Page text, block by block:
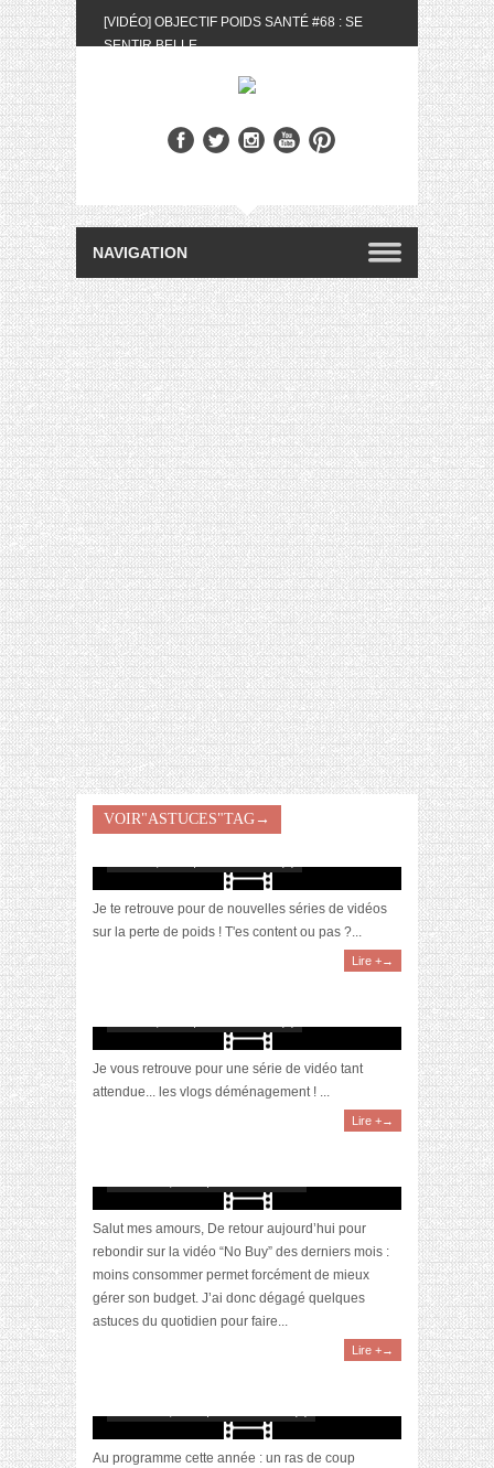
[VIDÉO] OBJECTIF POIDS SANTÉ #68 : SE
SENTIR BELLE
BIOTYFULL BOX DU MOIS DE MAI 2024 FEAT.
[VIDÉO] QUITOQUE #10 : MEAL PREP &
CONVIVIALITÉ
[VIDÉO] UNBOXING : LES MY LITTLE &
BIOTYFULL BOX DU MOIS D’AVRIL 2024
FEAT. AKILA
[VIDÉO] OBJECTIF POIDS SANTÉ #67 : L’AVIS
DES AUTRES, CE N’EST QUE LA VIE DES
AUTRES
[VIDÉO] UNBOXING : LES MY LITTLE &
BIOTYFULL BOX DES MOIS DE FÉVRIER ET
MARS 2024 FEAT. AKILA
[VIDÉO] LA SÉLECTION DU MOIS
#JANVIER2024
[VIDÉO] HELLOFRESH #34 : IDÉES
RECETTES RISOTTO
VOIR"ASTUCES"TAG→
[Vidéo] Perte de poids : ce que la
diététicienne m’a appris
Je te retrouve pour de nouvelles séries de vidéos
sur la perte de poids ! T'es content ou pas ?...
Lire +→
[Vidéo] Vlog déménagement : astuces
Je vous retrouve pour une série de vidéo tant
attendue... les vlogs déménagement ! ...
Lire +→
[Vidéo] Gérer son budget : 5 astuces pour
Salut mes amours, De retour aujourd’hui pour
rebondir sur la vidéo “No Buy” des derniers mois :
moins consommer permet forcément de mieux
gérer son budget. J’ai donc dégagé quelques
astuces du quotidien pour faire...
Lire +→
[Vidéo] Astuces Pinterest spécial Halloween
Au programme cette année : un ras de coup